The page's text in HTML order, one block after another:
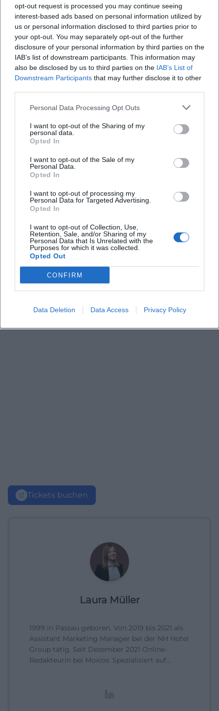
opt-out request is processed you may continue seeing
interest-based ads based on personal information utilized by
us or personal information disclosed to third parties prior to
your opt-out. You may separately opt-out of the further
disclosure of your personal information by third parties on the
IAB’s list of downstream participants. This information may
also be disclosed by us to third parties on the IAB’s List of
Downstream Participants that may further disclose it to other
Personal Data Processing Opt Outs
I want to opt-out of the Sharing of my
personal data.
Opted In
I want to opt-out of the Sale of my
Personal Data.
Opted In
I want to opt-out of processing my
Personal Data for Targeted Advertising.
Opted In
I want to opt-out of Collection, Use,
Retention, Sale, and/or Sharing of my
Personal Data that Is Unrelated with the
Purposes for which it was collected.
Opted Out
CONFIRM
Data Deletion Data Access Privacy Policy
Häufig gestellte Fragen
Was erwartet die Teilnehmer?
Wie viel kostet die Teilnahme?
Ist der Event barrierefrei zugänglich?
Ist das Event wetterabhängig?
Tickets buchen
Laura Müller
1999 in Passau geboren. Von 2019 bis 2021 als
Assistant Marketing Manager bei der NH Hotel
Group tätig. Seit Dezember 2021 Online-
Redakteurin bei Moxios. Spezialisiert auf